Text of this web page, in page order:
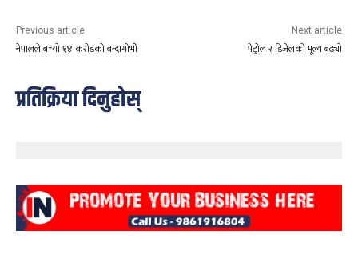
Previous article
नेपालले बच्यो १४ करोडको बन्दागोभी
Next article
पेट्रोल र डिजेलको मूल्य बढ्यो
प्रतिक्रिया दिनुहोस्